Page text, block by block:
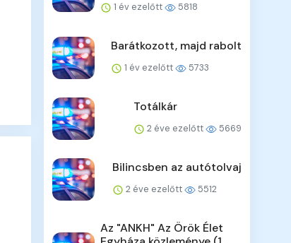
1 év ezelőtt 5818
Barátkozott, majd rabolt
1 év ezelőtt 5733
Totálkár
2 éve ezelőtt 5669
Bilincsben az autótolvaj
2 éve ezelőtt 5512
Az "ANKH" Az Örök Élet